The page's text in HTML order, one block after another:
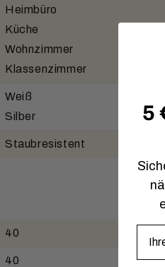
Heimbüro
Küche
Wohnzimmer
Klassenzimmer
Weiß
Silber
Staubresistent
40
40
5